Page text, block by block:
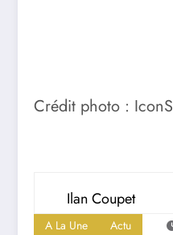
Crédit photo :
Ilan Coupet
A La Une Actu